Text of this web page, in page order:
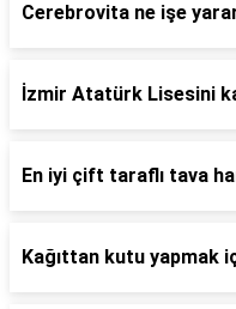
Cerebrovita ne işe
İzmir Atatürk Lisesini
En iyi çift taraflı tava
Kağıttan kutu yapmak